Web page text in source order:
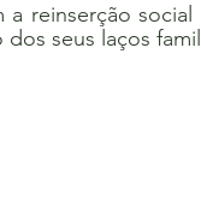
a reinserção
seus laços